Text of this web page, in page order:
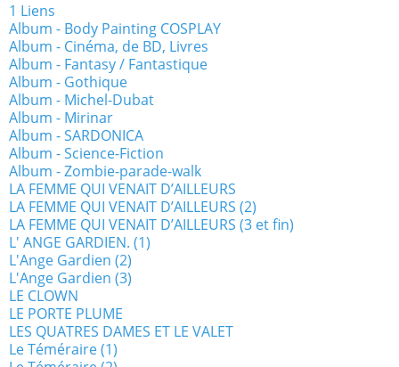
1 Liens
Album - Body Painting COSPLAY
Album - Cinéma, de BD, Livres
Album - Fantasy / Fantastique
Album - Gothique
Album - Michel-Dubat
Album - Mirinar
Album - SARDONICA
Album - Science-Fiction
Album - Zombie-parade-walk
LA FEMME QUI VENAIT D’AILLEURS
LA FEMME QUI VENAIT D’AILLEURS (2)
LA FEMME QUI VENAIT D’AILLEURS (3 et fin)
L' ANGE GARDIEN. (1)
L'Ange Gardien (2)
L'Ange Gardien (3)
LE CLOWN
LE PORTE PLUME
LES QUATRES DAMES ET LE VALET
Le Téméraire (1)